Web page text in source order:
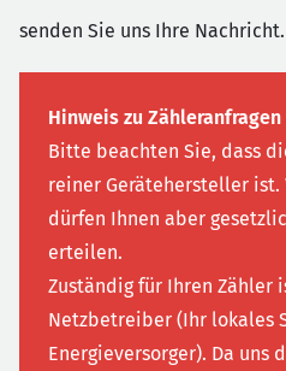
senden Sie uns Ihre
Hinweis zu
Bitte beachten Sie, dass
reiner Gerätehersteller
dürfen Ihnen aber
erteilen.
Zuständig für Ihren Zähler
Netzbetreiber (Ihr lokales
Energieversorger). Da uns